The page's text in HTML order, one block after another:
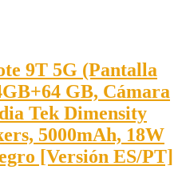
9T 5G (Pantalla
GB, Cámara
Tek Dimensity
5000mAh, 18W
[Versión ES/PT]